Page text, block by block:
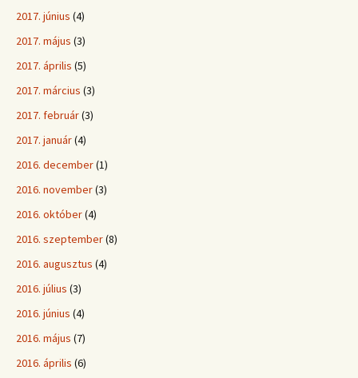
2017. június (4)
2017. május (3)
2017. április (5)
2017. március (3)
2017. február(3)
2017. január(4)
2016. december(1)
2016. november(3)
2016. október(4)
2016. szeptember(8)
2016. augusztus (4)
2016. július (3)
2016. június (4)
2016. május (7)
2016. április (6)